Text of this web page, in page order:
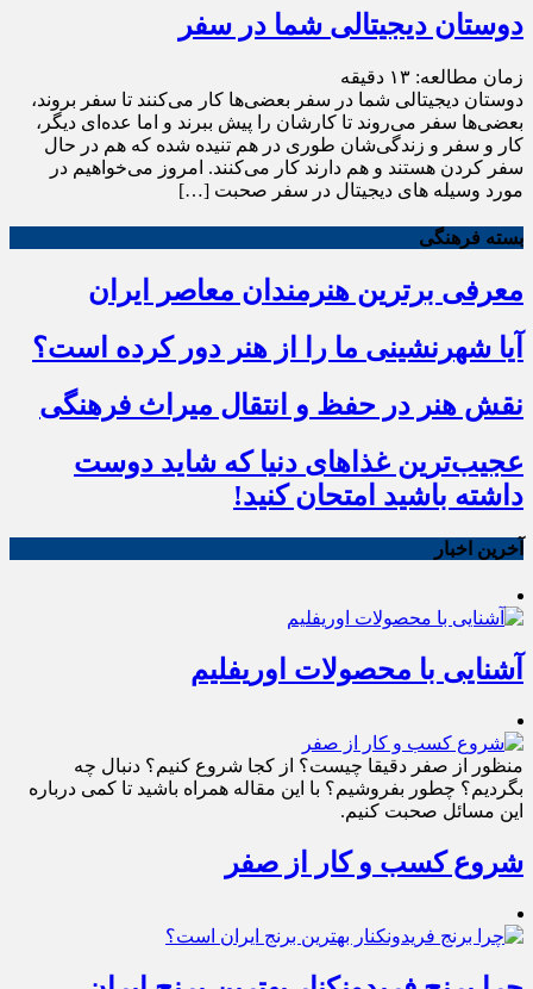
دوستان دیجیتالی شما در سفر
زمان مطالعه: ۱۳ دقیقه
دوستان دیجیتالی شما در سفر بعضی‌ها کار می‌کنند تا سفر بروند،
بعضی‌ها سفر می‌روند تا کارشان را پیش ببرند و اما عده‌ای دیگر،
کار و سفر و زندگی‌شان طوری در هم تنیده شده که هم در حال
سفر کردن هستند و هم دارند کار می‌کنند. امروز می‌خواهیم در
مورد وسیله های دیجیتال در سفر صحبت […]
بسته فرهنگی
معرفی برترین هنرمندان معاصر ایران
آیا شهرنشینی ما را از هنر دور کرده است؟
نقش هنر در حفظ و انتقال میراث فرهنگی
عجیب‌ترین غذاهای دنیا که شاید دوست
داشته باشید امتحان کنید!
آخرین اخبار
آشنایی با محصولات اوریفلیم
منظور از صفر دقیقا چیست؟ از کجا شروع کنیم؟ دنبال چه
بگردیم؟ چطور بفروشیم؟ با این مقاله همراه باشید تا کمی درباره
این مسائل صحبت کنیم.
شروع کسب و کار از صفر